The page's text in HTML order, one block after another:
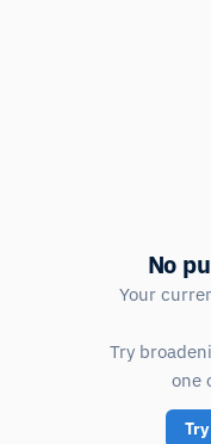
No
Your
Try
one